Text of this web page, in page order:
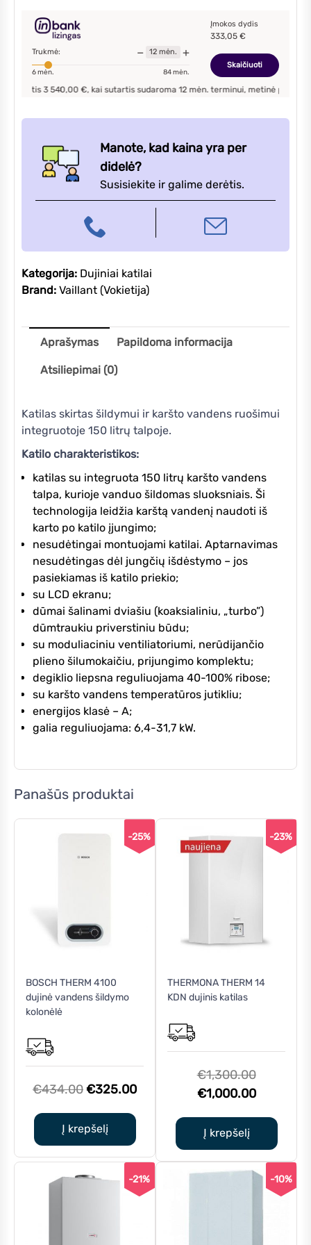
306/4-
dujinis
kondensacinis
katilas
Trukmė: − 12 mėn. +
6mėn. 84mėn.
Įmokos dydis
333,05 €
Skaičiuoti
3 540,00€, kai sutartis sudaroma12mėn. terminui, metinė palūkanų norma
Manote, kad kaina yra per
didelė?
Susisiekite ir galime derėtis.
Kategorija: Dujiniai katilai
Brand: Vaillant (Vokietija)
Aprašymas Papildoma informacija
Atsiliepimai (0)
Katilas skirtas šildymui ir karšto vandens ruošimui
integruotoje 150 litrų talpoje.
Katilo charakteristikos:
katilas su integruota 150 litrų karšto vandens
talpa, kurioje vanduo šildomas sluoksniais. Ši
technologija leidžia karštą vandenį naudoti iš
karto po katilo įjungimo;
nesudėtingai montuojami katilai. Aptarnavimas
nesudėtingas dėl jungčių išdėstymo – jos
pasiekiamas iš katilo priekio;
su LCD ekranu;
dūmai šalinami dviašiu (koaksialiniu, „turbo”)
dūmtraukiu priverstiniu būdu;
su moduliaciniu ventiliatoriumi, nerūdijančio
plieno šilumokaičiu, prijungimo komplektu;
degiklio liepsna reguliuojama 40-100% ribose;
su karšto vandens temperatūros jutikliu;
energijos klasė – A;
galia reguliuojama: 6,4-31,7 kW.
Panašūs produktai
-25%
BOSCH THERM 4100
dujinė vandens šildymo
kolonėlė
€434.00Original
was:
€434.00.
€325.00Current
€325.00.
Į krepšelį
-23%
THERMONA THERM 14
KDN dujinis katilas
€1,300.00Original
price
€1,000.00Current
Į krepšelį
-21% -10%